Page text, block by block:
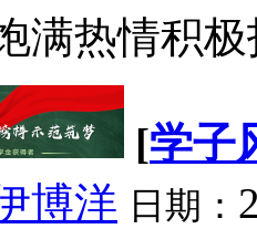
满热情积
[学子
博洋 日期：